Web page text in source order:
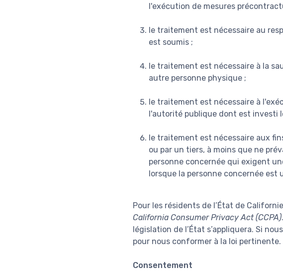
l'exécution de mesures
le traitement est nécessaire au
est soumis ;
le traitement est nécessaire à la
autre personne physique ;
le traitement est nécessaire à
l'autorité publique dont est investi
le traitement est nécessaire aux
ou par un tiers, à moins que ne
personne concernée qui exigent
lorsque la personne concernée est
Pour les résidents de l’État de
California Consumer Privacy Act (CCPA)
législation de l’État s’appliquera. Si
pour nous conformer à la loi pertinente.
Consentement